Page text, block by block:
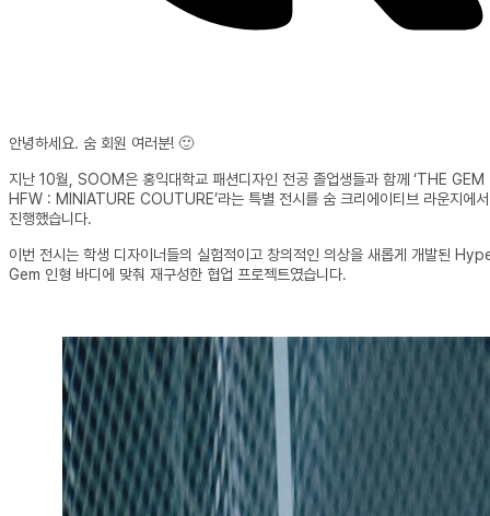
안녕하세요. 숨 회원 여러분! 🙂
지난 10월, SOOM은 홍익대학교 패션디자인 전공 졸업생들과 함께 ‘THE
HFW : MINIATURE COUTURE’라는 특별 전시를 숨 크리에이티브 라운지에서
진행했습니다.
이번 전시는 학생 디자이너들의 실험적이고 창의적인 의상을 새롭게 개발된
Gem 인형 바디에 맞춰 재구성한 협업 프로젝트였습니다.